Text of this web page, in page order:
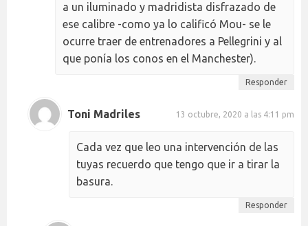
a un iluminado y madridista disfrazado de
ese calibre -como ya lo calificó Mou- se le
ocurre traer de entrenadores a Pellegrini y al
que ponía los conos en el Manchester).
Responder
Toni Madriles 13 octubre, 2020 a las 4:11 pm
Cada vez que leo una intervención de las
tuyas recuerdo que tengo que ir a tirar la
basura.
Responder